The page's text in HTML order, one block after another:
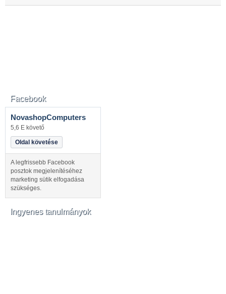
Facebook
NovashopComputers
5,6 E követő
Oldal követése
A legfrissebb Facebook
posztok megjelenítéséhez
marketing sütik elfogadása
szükséges.
Ingyenes tanulmányok